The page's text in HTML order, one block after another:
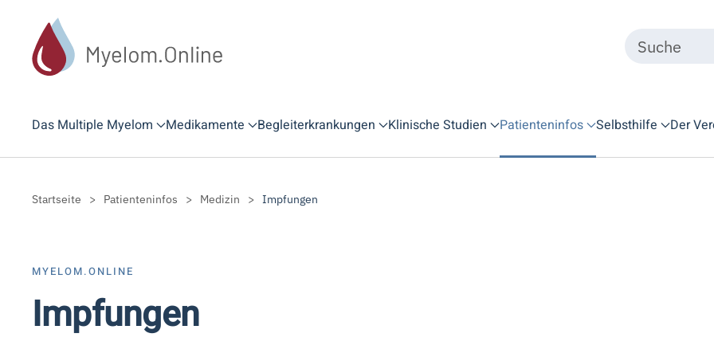
Zum Hauptinhalt springen
Das Multiple Myelom Medikamente Begleiterkrankungen Klinische Studien Patienteninfos Selbsthilfe Der
Startseite Patienteninfos Medizin Impfungen
MYELOM.ONLINE
Impfungen